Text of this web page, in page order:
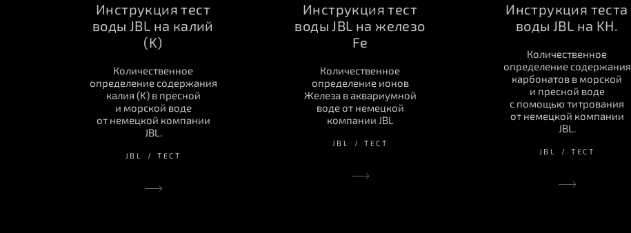
Инструкция тест
воды JBL на калий
(K)
Количественное
определение содержания
калия (K) в пресной
и морской воде
от немецкой компании
JBL.
JBL ТЕСТ
Инструкция тест
воды JBL на железо
Fe
Количественное
определение ионов
Железа в аквариумной
воде от немецкой
компании JBL
JBL ТЕСТ
Инструкция теста
воды JBL на KH.
Количественное
определение содержания
карбонатов в морской
и пресной воде
с помощью титрования
от немецкой компании
JBL.
JBL ТЕСТ